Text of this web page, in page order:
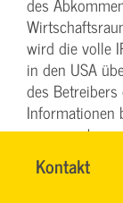
Kontakt
Name*
SVG-
Wiki
wird die volle
in den USA
des
Informationen
auszuwerten,
Nutzung und